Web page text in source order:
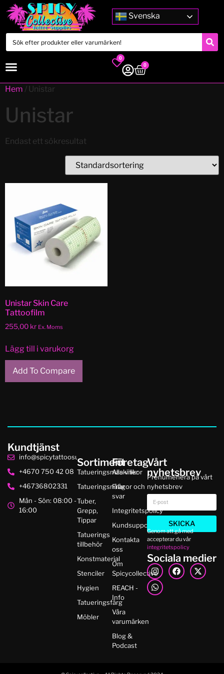
Svenska
0
0
Hem / Unistar
Unistar
Endast ett sökresultat
Unistar Skin Care
Tattoofilm
255,00 kr Ex. Moms
Lägg till i varukorg
Add To Compare
Kundtjänst
info@spicytattoosupplies.se
+4670 750 42 08
+46736802331
Mån - Sön: 08:00 -
16:00
Sortiment
Tatueringsmaskiner
Tatueringsnålar
Tuber,
Grepp,
Tippar
Tatuerings
tillbehör
Konstmaterial
Stenciler
Hygien
Tatueringsfärg
Möbler
Företag
Alla villkor
Frågor och
svar
Integritetspolicy
Kundsupport
Kontakta
oss
Om
Spicycollective
REACH -
Info
Våra
varumärken
Blog &
Podcast
Vårt
nyhetsbrev
Prenumenera på vårt
nyhetsbrev
SKICKA
Genom att gå med
accepterar du vår
integritetspolicy
Sociala medier